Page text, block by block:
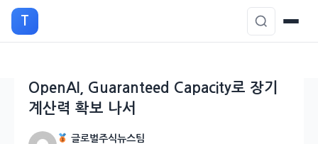
으
T
OpenAI, Guaranteed Capacity로 장기
계산력 확보 나서
글로벌주식뉴스팀